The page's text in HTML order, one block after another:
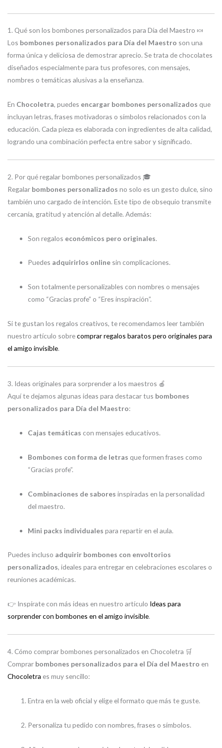
1. Qué son los bombones personalizados para Día del Maestro 🍬
Los bombones personalizados para Día del Maestro son una
forma única y deliciosa de demostrar aprecio. Se trata de chocolates
diseñados especialmente para tus profesores, con mensajes,
nombres o temáticas alusivas a la enseñanza.
En Chocoletra, puedes encargar bombones personalizados que
incluyan letras, frases motivadoras o símbolos relacionados con la
educación. Cada pieza es elaborada con ingredientes de alta calidad,
logrando una combinación perfecta entre sabor y significado.
2. Por qué regalar bombones personalizados 🎓
Regalar bombones personalizados no solo es un gesto dulce, sino
también uno cargado de intención. Este tipo de obsequio transmite
cercanía, gratitud y atención al detalle. Además:
Son regalos económicos pero originales.
Puedes adquirirlos online sin complicaciones.
Son totalmente personalizables con nombres o mensajes
como “Gracias profe” o “Eres inspiración”.
Si te gustan los regalos creativos, te recomendamos leer también
nuestro artículo sobrecomprar regalos baratos pero originales para
el amigo invisible.
3. Ideas originales para sorprender a los maestros 🍎
Aquí te dejamos algunas ideas para destacar tus bombones
personalizados para Día del Maestro:
Cajas temáticas con mensajes educativos.
Bombones con forma de letras que formen frases como
“Gracias profe”.
Combinaciones de sabores inspiradas en la personalidad
del maestro.
Mini packs individuales para repartir en el aula.
Puedes incluso adquirir bombones con envoltorios
personalizados, ideales para entregar en celebraciones escolares o
reuniones académicas.
👉 Inspírate con más ideas en nuestro artículo Ideas para
sorprender con bombones en el amigo invisible.
4. Cómo comprar bombones personalizados en Chocoletra 🛒
Comprar bombones personalizados para el Día del Maestro en
Chocoletra es muy sencillo:
Entra en la web oficial y elige el formato que más te guste.
Personaliza tu pedido con nombres, frases o símbolos.